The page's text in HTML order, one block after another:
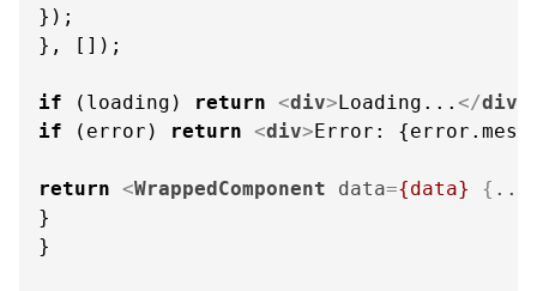
});
}, []);
if (loading) return <div>Loading... </div
if (error) return <div>Error:
return <WrappedComponent data={data} {
}
}